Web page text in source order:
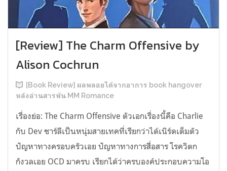
[Review] The Charm Offensive by
Alison Cochrun
[Book Review] ผลพลอยได้จากอาการ book hangover
หลังอ่านสารพัน MM Romance
เรื่องย่อ: The Charm Offensive ตัวเอกเรื่องนี้คือ Charlie
กับ Dev ชาร์ลีเป็นหนุ่มสายเทคที่เรียกว่าได้เนิร์ดเต็มตัว
ปัญหาทางครอบครัวเอย ปัญหาทางการสื่อสาร โรควิตก
กังวลเอย OCD มาครบ เรียกได้ว่าครบองค์ประกอบความโอ